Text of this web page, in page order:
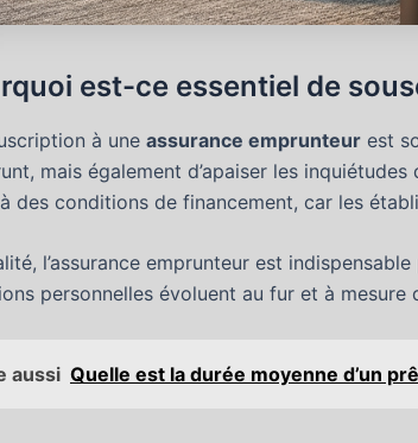
est-ce essentiel de
à une assurance emprunteur est
mais également d’apaiser les
des conditions de financement, car les
l’assurance emprunteur est
personnelles évoluent au fur et à
aussi Quelle est la durée moyenne d’un